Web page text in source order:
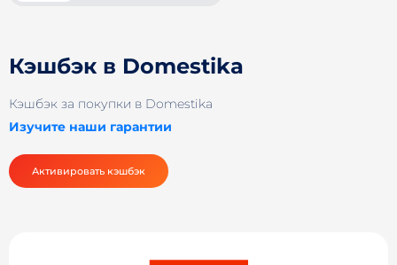
Кэшбэк в Domestika
Кэшбэк за покупки в Domestika
Изучите наши гарантии
Активировать кэшбэк